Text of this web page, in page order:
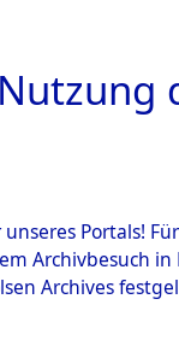
Portals!
Archivbesuch
Archives